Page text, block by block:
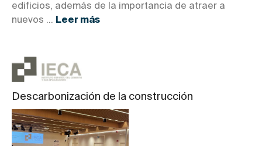
edificios, además de la importancia de atraer a
nuevos ... Leer más
Descarbonización de la construcción